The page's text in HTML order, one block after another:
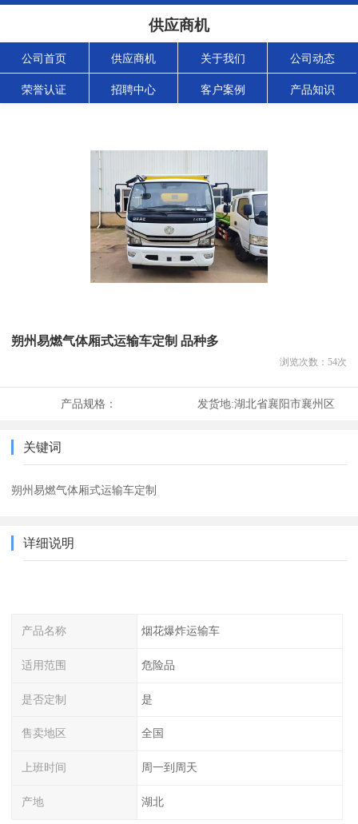
供应商机
公司首页 供应商机 关于我们 公司动态
荣誉认证 招聘中心 客户案例 产品知识
朔州易燃气体厢式运输车定制 品种多
浏览次数： 54次
产品规格： 发货地:湖北省襄阳市襄州区
关键词
朔州易燃气体厢式运输车定制
详细说明
产品名称 烟花爆炸运输车
适用范围 危险品
是否定制 是
售卖地区 全国
上班时间 周一到周天
产地 湖北